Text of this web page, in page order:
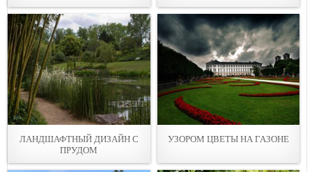
ЛАНДШАФТНЫЙ ДИЗАЙН С
ПРУДОМ
УЗОРОМ ЦВЕТЫ НА ГАЗОНЕ